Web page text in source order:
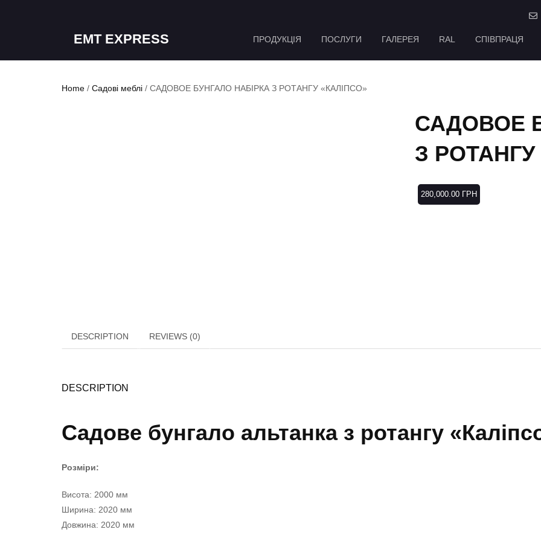
EMT EXPRESS ПРОДУКЦІЯ ПОСЛУГИ ГАЛЕРЕЯ RAL СПІВПРАЦЯ
Home / Садові меблі / САДОВОЕ БУНГАЛО НАБІРКА З РОТАНГУ «КАЛІПСО»
САДОВОЕ
З РОТАНГУ
280,000.00 ГРН
DESCRIPTION REVIEWS (0)
DESCRIPTION
Садове бунгало альтанка з ротангу
Розміри:
Висота: 2000 мм
Ширина: 2020 мм
Довжина: 2020 мм